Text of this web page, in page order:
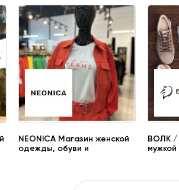
NEONICA Магазин женской
одежды, обуви и
ВОЛК /